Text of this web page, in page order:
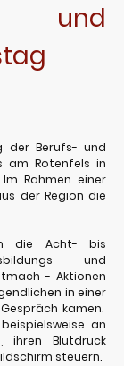
der Berufs- und
am Rotenfels in
Rahmen einer
der Region die
die Acht- bis
und
- Aktionen
in einer
kamen.
an
ihren Blutdruck
steuern.